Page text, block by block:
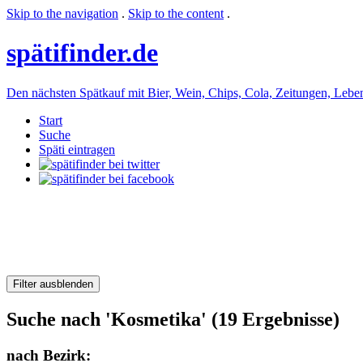
Skip to the navigation . Skip to the content .
spätifinder.de
Den nächsten Spätkauf mit Bier, Wein, Chips, Cola, Zeitungen,
Start
Suche
Späti eintragen
Filter ausblenden
Suche nach 'Kosmetika' (19 Ergebnisse)
nach Bezirk: